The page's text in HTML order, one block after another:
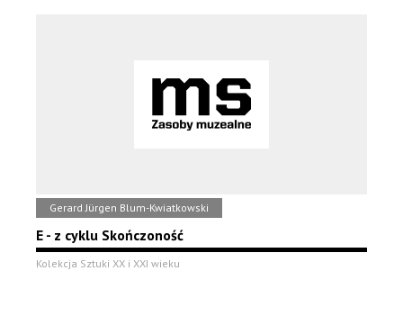
Gerard Jürgen Blum-Kwiatkowski
E - z cyklu Skończoność
Kolekcja Sztuki XX i XXI wieku